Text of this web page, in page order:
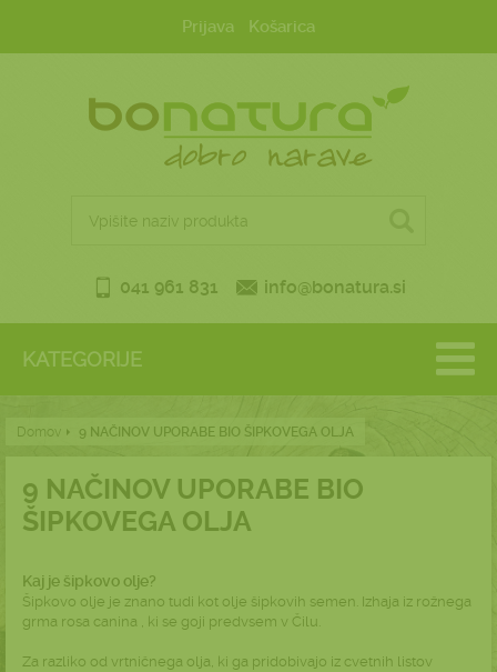
Prijava Košarica
041 961 831 info@bonatura.si
KATEGORIJE
Domov 9 NAČINOV UPORABE BIO ŠIPKOVEGA OLJA
9 NAČINOV UPORABE BIO
ŠIPKOVEGA OLJA
Kaj je šipkovo olje?
Šipkovo olje je znano tudi kot olje šipkovih semen. Izhaja iz rožnega
grma rosa canina , ki se goji predvsem v Čilu.
Za razliko od vrtničnega olja, ki ga pridobivajo iz cvetnih listov